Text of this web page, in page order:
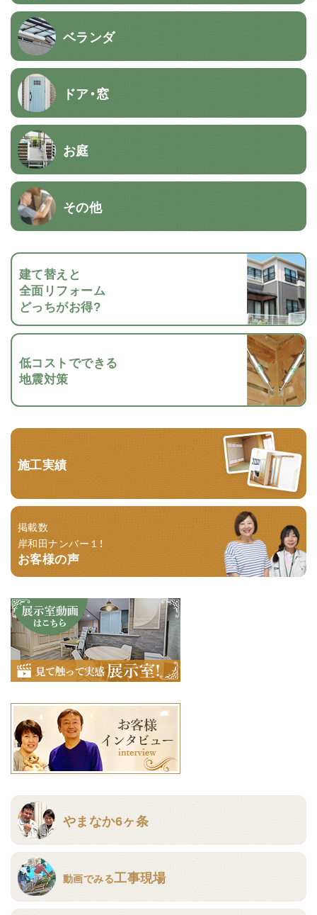
ベランダ
ドア・窓
お庭
その他
建て替えと
全面リフォーム
どっちがお得?
低コストでできる
地震対策
施工実績
掲載数
岸和田ナンバー１！
お客様の声
やまなか6ヶ条
動画でみる工事現場